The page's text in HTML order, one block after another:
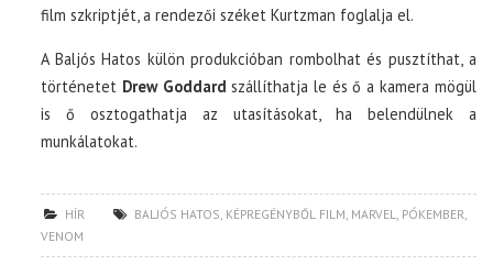
film szkriptjét, a rendezői széket Kurtzman foglalja el.
A Baljós Hatos külön produkcióban rombolhat és pusztíthat, a
történetet Drew Goddard szállíthatja le és ő a kamera mögül
is ő osztogathatja az utasításokat, ha belendülnek a
munkálatokat.
HÍR BALJÓS HATOS, KÉPREGÉNYBŐL FILM, MARVEL, PÓKEMBER,
VENOM